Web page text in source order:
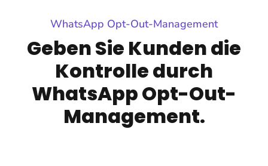
WhatsApp Opt-Out-Management
Geben Sie Kunden die
Kontrolle durch
WhatsApp Opt-Out-
Management.